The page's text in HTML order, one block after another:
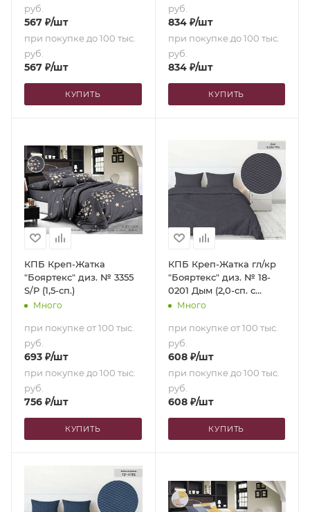
руб.
567 ₽/шт
при покупке до 100 тыс.
руб.
567 ₽/шт
КУПИТЬ
руб.
834₽/шт
при покупке до 100 тыс.
руб.
834₽/шт
КУПИТЬ
КПБ Креп-Жатка
"Бояртекс" диз. № 3355
S/P (1,5-сп.)
Много
при покупке от 100 тыс.
руб.
693 ₽/шт
при покупке до 100 тыс.
руб.
756 ₽/шт
КУПИТЬ
КПБ Креп-Жатка гл/кр
"Бояртекс" диз. № 18-
0201 Дым (2,0-сп. с
европростыней)
Много
при покупке от 100 тыс.
руб.
608₽/шт
при покупке до 100 тыс.
руб.
608₽/шт
КУПИТЬ